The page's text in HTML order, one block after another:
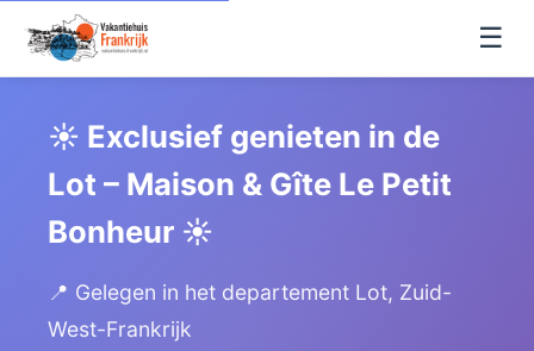
☰
☀️ Exclusief genieten in de
Lot – Maison & Gîte Le Petit
Bonheur ☀️
📍 Gelegen in het departement Lot, Zuid-
West-Frankrijk